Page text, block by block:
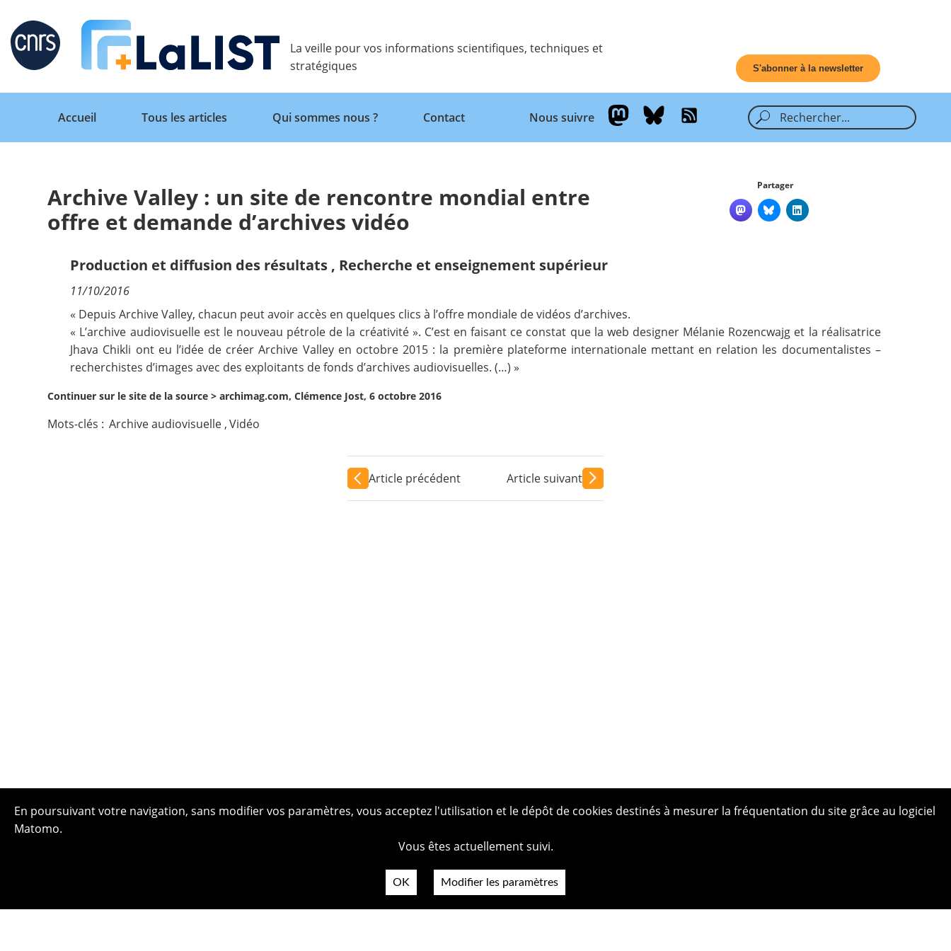
Retour
Accueil
Qui sommes nous ?
La veille pour vos informations scientifiques, techniques et
stratégiques
S'abonner à la newsletter
Retour
Accueil
Tous les articles Qui sommes nous ? Contact Nous suivre
Archive Valley : un site de rencontre mondial entre
offre et demande d’archives vidéo
Partager
Production et diffusion des résultats , Recherche et enseignement supérieur
11/10/2016
« Depuis Archive Valley, chacun peut avoir accès en quelques clics à l’offre mondiale de vidéos d’archives.
« L’archive audiovisuelle est le nouveau pétrole de la créativité ». C’est en faisant ce constat que la web designer Mélanie Rozencwajg et la réalisatrice
Jhava Chikli ont eu l’idée de créerArchive Valleyen octobre 2015 : la première plateforme internationale mettant en relation les documentalistes –
recherchistes d’images avec des exploitants de fonds d’archives audiovisuelles. (…) »
Continuer sur le site de la source >archimag.com, Clémence Jost, 6 octobre 2016
Mots-clés : Archive audiovisuelle ,Vidéo
Article précédent Article suivant
En poursuivant votre navigation, sans modifier vos paramètres, vous acceptez l'utilisation et le dépôt de cookies destinés à mesurer la fréquentation du site grâce au logiciel
Matomo.
Vous êtes actuellement suivi.
OK Modifier les paramètres